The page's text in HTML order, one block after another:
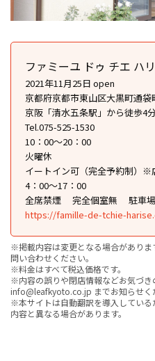
ファミーユ ドゥ チエ ハ
2021年11月25日 open
京都府京都市東山区大黒町通袋
京阪「清水五条駅」から徒歩4
Tel.075-525-1530
10：00～20：00
火曜休
イートイン可（完全予約制）※
4：00〜17：00
全席禁煙
完全個室無
駐車
https://famille-de-tchie-
※掲載内容は変更となる場合があり
問い合わせください。
※料金はすべて税込価格です。
※内容の誤りや閉店情報などお気づき
info@leafkyoto.co.jp までお知らせく
※本サイトは自動翻訳を導入してい
内容と異なる場合があります。